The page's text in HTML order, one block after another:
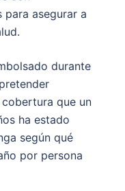
para asegurar a
durante
que un
ha estado
según qué
por persona